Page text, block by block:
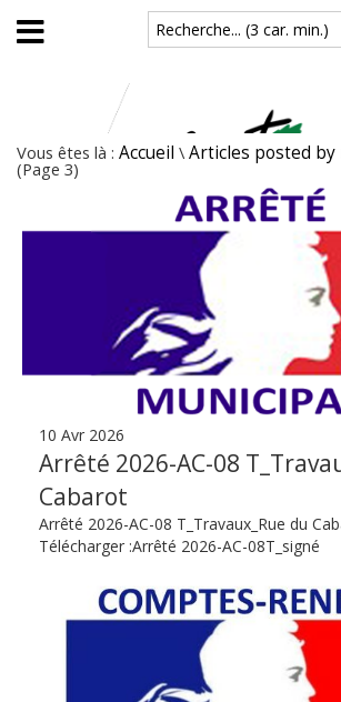
Aller au contenu principal
Recherche... (3 car. min.)
Vous êtes là : Accueil \ Articles posted
(Page 3)
10 Avr 2026
Arrêté 2026-AC-08
Cabarot
Arrêté 2026-AC-08 T_Travaux_Rue du
Télécharger :Arrêté 2026-AC-08T_signé